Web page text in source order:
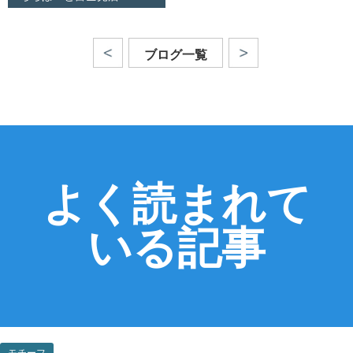
ブログ一覧
よく読まれて
いる記事